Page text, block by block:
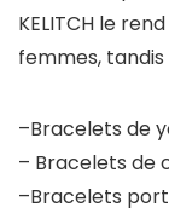
KELITCH le
femmes,
–Bracelets de
– Bracelets de
–Bracelets